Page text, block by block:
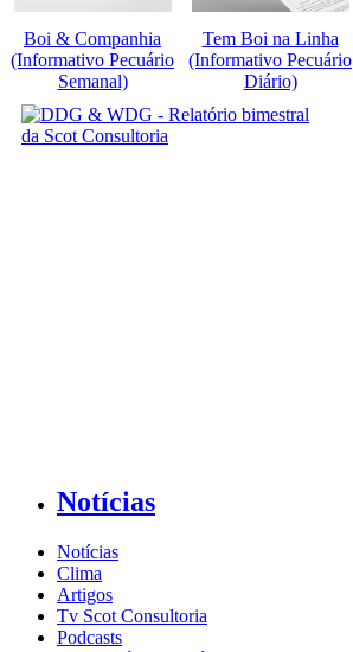
Boi & Companhia
(Informativo Pecuário
Semanal)
Tem Boi na Linha
(Informativo Pecuário
Diário)
Notícias
Notícias
Clima
Artigos
Tv Scot Consultoria
Podcasts